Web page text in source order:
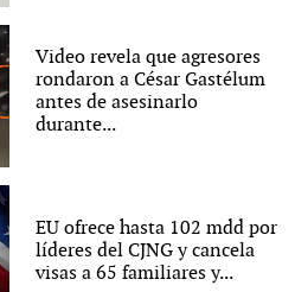
Video revela que agresores
rondaron a César Gastélum
antes de asesinarlo
durante...
EU ofrece hasta 102 mdd por
líderes del CJNG y cancela
visas a 65 familiares y...